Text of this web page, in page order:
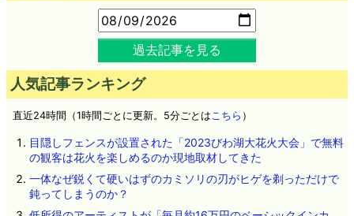
過去記事を見る
人気記事ランキング
直近24時間（1時間ごとに更新。5分ごとは こちら ）
目隠しフェンスが設置された「2023びわ湖大花火大会」で無料
の観客は花火を楽しめるのか現地取材してきた
一体なぜ鋭くて硬いはずのカミソリの刃がヒゲを剃っただけで
鈍ってしまうのか？